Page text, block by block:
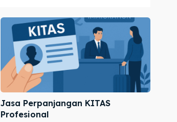
Jasa Perpanjangan KITAS
Profesional